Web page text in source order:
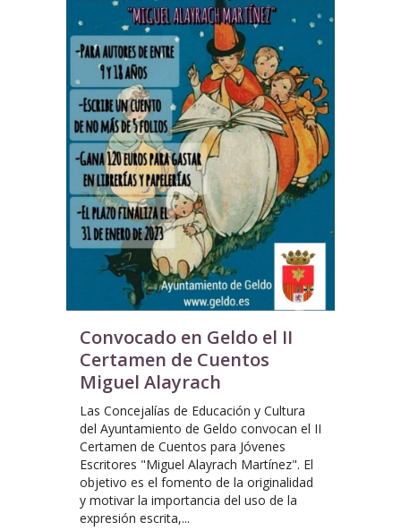
Convocado en Geldo el II
Certamen de Cuentos
Miguel Alayrach
Las Concejalías de Educación y Cultura
del Ayuntamiento de Geldo convocan el II
Certamen de Cuentos para Jóvenes
Escritores "Miguel Alayrach Martínez". El
objetivo es el fomento de la originalidad
y motivar la importancia del uso de la
expresión escrita,...